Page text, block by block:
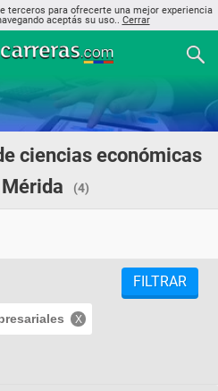
terceros para ofrecerte una mejor experiencia
aceptás su uso.. Cerrar
ciencias económicas
(4)
FILTRAR